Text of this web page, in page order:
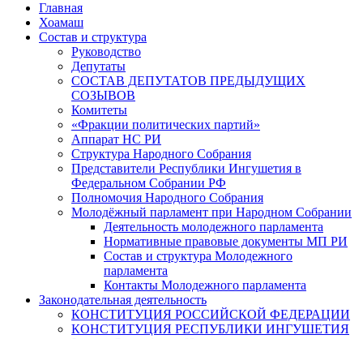
Главная
Хоамаш
Состав и структура
Руководство
Депутаты
СОСТАВ ДЕПУТАТОВ ПРЕДЫДУЩИХ
СОЗЫВОВ
Комитеты
«Фракции политических партий»
Аппарат НС РИ
Структура Народного Собрания
Представители Республики Ингушетия в
Федеральном Собрании РФ
Полномочия Народного Собрания
Молодёжный парламент при Народном Собрании
Деятельность молодежного парламента
Нормативные правовые документы МП РИ
Состав и структура Молодежного
парламента
Контакты Молодежного парламента
Законодательная деятельность
КОНСТИТУЦИЯ РОССИЙСКОЙ ФЕДЕРАЦИИ
КОНСТИТУЦИЯ РЕСПУБЛИКИ ИНГУШЕТИЯ